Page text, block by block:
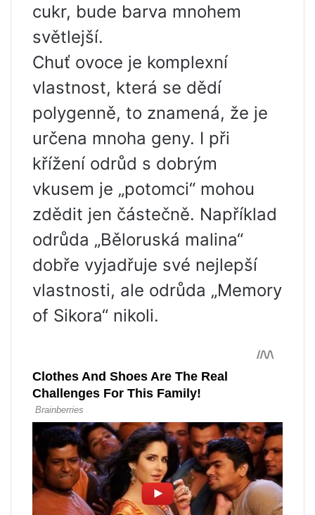
cukr, bude barva mnohem
světlejší.
Chuť ovoce je komplexní
vlastnost, která se dědí
polygenně, to znamená, že je
určena mnoha geny. I při
křížení odrůd s dobrým
vkusem je „potomci“ mohou
zdědit jen částečně. Například
odrůda „Běloruská malina“
dobře vyjadřuje své nejlepší
vlastnosti, ale odrůda „Memory
of Sikora“ nikoli.